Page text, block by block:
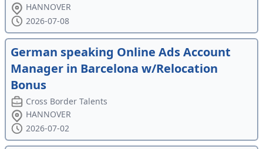
HANNOVER
2026-07-08
German speaking Online Ads Account
Manager in Barcelona w/Relocation
Bonus
Cross Border Talents
HANNOVER
2026-07-02